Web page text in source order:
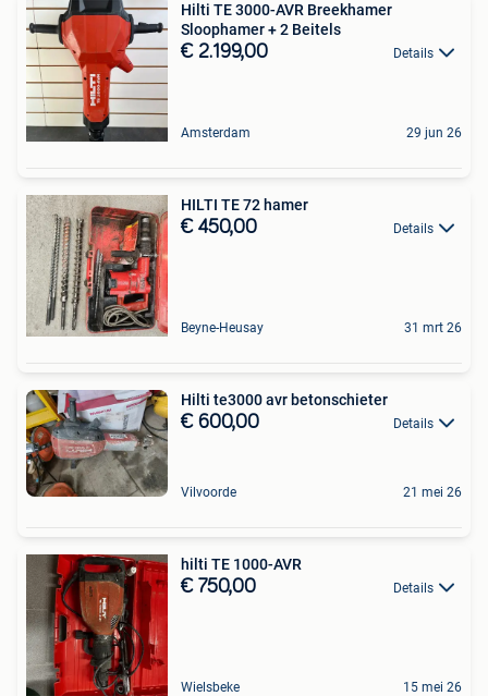
Hilti TE 3000-AVR Breekhamer
Sloophamer + 2 Beitels
€ 2.199,00 Details
Amsterdam 29 jun 26
HILTI TE 72 hamer
€ 450,00 Details
Beyne-Heusay 31 mrt 26
Hilti te3000 avr betonschieter
€ 600,00 Details
Vilvoorde 21 mei 26
hilti TE 1000-AVR
€ 750,00 Details
Wielsbeke 15 mei 26